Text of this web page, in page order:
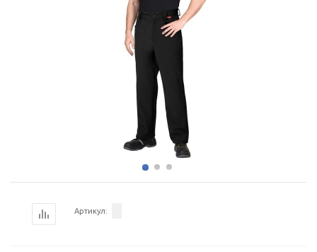
Артикул: